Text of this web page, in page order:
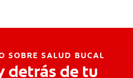
SOBRE SALUD BUCAL
detrás de tu